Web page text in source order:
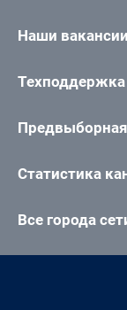
Наши вакансии
Техподдержка
Предвыборная
Статистика
Все города